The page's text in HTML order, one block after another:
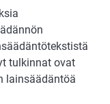
tulkinnat ovat
lainsäädäntöä